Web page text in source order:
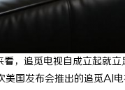
看，追觅电视自成立起就
美国发布会推出的追觅AI